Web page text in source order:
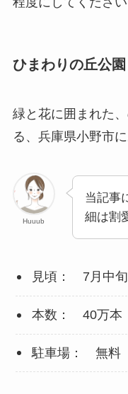
ひまわりの丘公園
緑と花に囲まれた
る、兵庫県小野市に
Huuub
当記事
細は割
見頃： 7月中
本数： 40万本
駐車場： 無料